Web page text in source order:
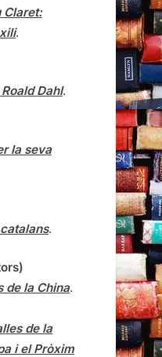
Claret:
.
Dahl.
la seva
.
de la China.
de la
i el Pròxim